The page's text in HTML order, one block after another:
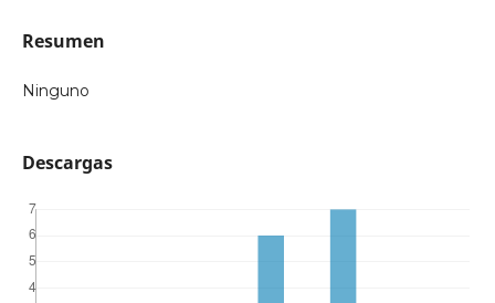
Resumen
Ninguno
Descargas